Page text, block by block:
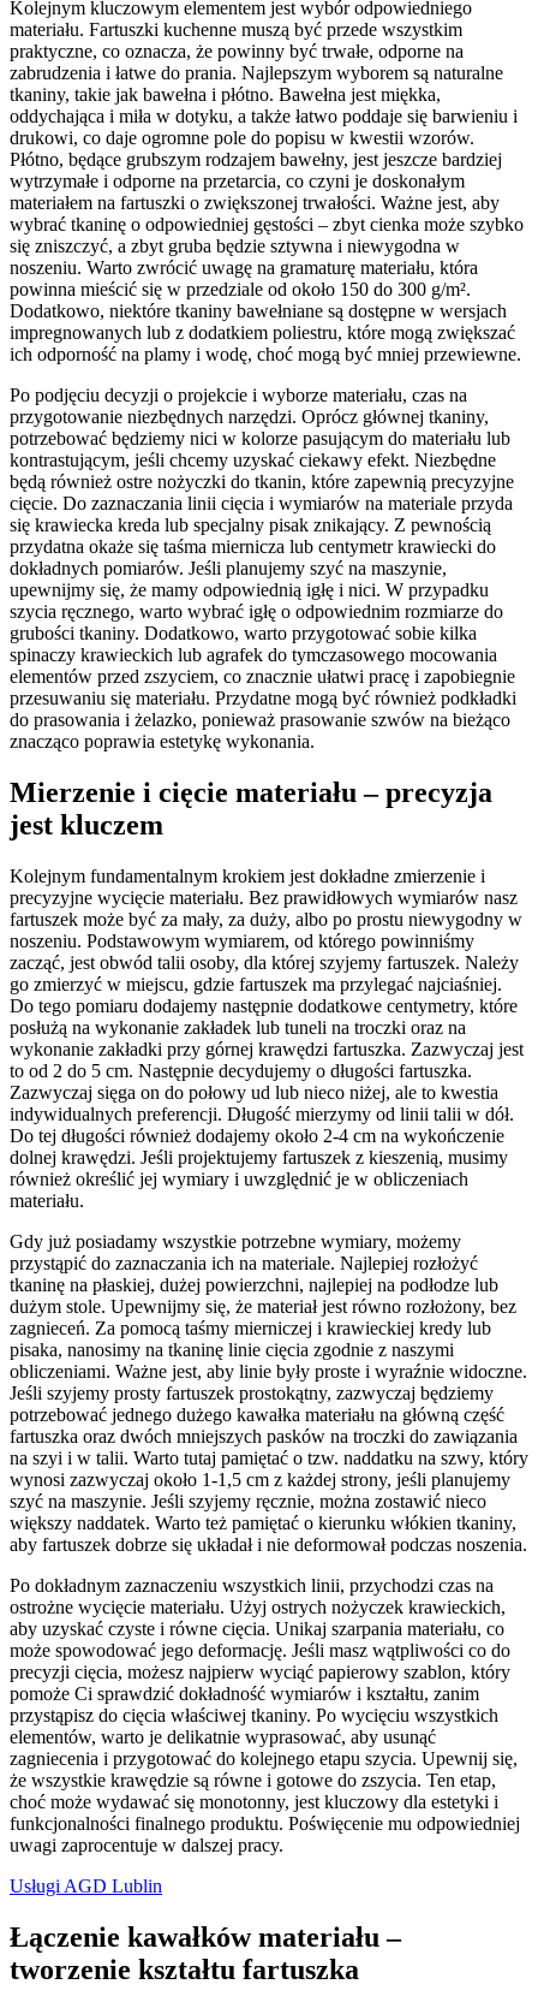
Kolejnym kluczowym elementem jest wybór odpowiedniego
materiału. Fartuszki kuchenne muszą być przede wszystkim
praktyczne, co oznacza, że powinny być trwałe, odporne na
zabrudzenia i łatwe do prania. Najlepszym wyborem są naturalne
tkaniny, takie jak bawełna i płótno. Bawełna jest miękka,
oddychająca i miła w dotyku, a także łatwo poddaje się barwieniu i
drukowi, co daje ogromne pole do popisu w kwestii wzorów.
Płótno, będące grubszym rodzajem bawełny, jest jeszcze bardziej
wytrzymałe i odporne na przetarcia, co czyni je doskonałym
materiałem na fartuszki o zwiększonej trwałości. Ważne jest, aby
wybrać tkaninę o odpowiedniej gęstości – zbyt cienka może szybko
się zniszczyć, a zbyt gruba będzie sztywna i niewygodna w
noszeniu. Warto zwrócić uwagę na gramaturę materiału, która
powinna mieścić się w przedziale od około 150 do 300 g/m².
Dodatkowo, niektóre tkaniny bawełniane są dostępne w wersjach
impregnowanych lub z dodatkiem poliestru, które mogą zwiększać
ich odporność na plamy i wodę, choć mogą być mniej przewiewne.
Po podjęciu decyzji o projekcie i wyborze materiału, czas na
przygotowanie niezbędnych narzędzi. Oprócz głównej tkaniny,
potrzebować będziemy nici w kolorze pasującym do materiału lub
kontrastującym, jeśli chcemy uzyskać ciekawy efekt. Niezbędne
będą również ostre nożyczki do tkanin, które zapewnią precyzyjne
cięcie. Do zaznaczania linii cięcia i wymiarów na materiale przyda
się krawiecka kreda lub specjalny pisak znikający. Z pewnością
przydatna okaże się taśma miernicza lub centymetr krawiecki do
dokładnych pomiarów. Jeśli planujemy szyć na maszynie,
upewnijmy się, że mamy odpowiednią igłę i nici. W przypadku
szycia ręcznego, warto wybrać igłę o odpowiednim rozmiarze do
grubości tkaniny. Dodatkowo, warto przygotować sobie kilka
spinaczy krawieckich lub agrafek do tymczasowego mocowania
elementów przed zszyciem, co znacznie ułatwi pracę i zapobiegnie
przesuwaniu się materiału. Przydatne mogą być również podkładki
do prasowania i żelazko, ponieważ prasowanie szwów na bieżąco
znacząco poprawia estetykę wykonania.
Mierzenie i cięcie materiału – precyzja
jest kluczem
Kolejnym fundamentalnym krokiem jest dokładne zmierzenie i
precyzyjne wycięcie materiału. Bez prawidłowych wymiarów nasz
fartuszek może być za mały, za duży, albo po prostu niewygodny w
noszeniu. Podstawowym wymiarem, od którego powinniśmy
zacząć, jest obwód talii osoby, dla której szyjemy fartuszek. Należy
go zmierzyć w miejscu, gdzie fartuszek ma przylegać najciaśniej.
Do tego pomiaru dodajemy następnie dodatkowe centymetry, które
posłużą na wykonanie zakładek lub tuneli na troczki oraz na
wykonanie zakładki przy górnej krawędzi fartuszka. Zazwyczaj jest
to od 2 do 5 cm. Następnie decydujemy o długości fartuszka.
Zazwyczaj sięga on do połowy ud lub nieco niżej, ale to kwestia
indywidualnych preferencji. Długość mierzymy od linii talii w dół.
Do tej długości również dodajemy około 2-4 cm na wykończenie
dolnej krawędzi. Jeśli projektujemy fartuszek z kieszenią, musimy
również określić jej wymiary i uwzględnić je w obliczeniach
materiału.
Gdy już posiadamy wszystkie potrzebne wymiary, możemy
przystąpić do zaznaczania ich na materiale. Najlepiej rozłożyć
tkaninę na płaskiej, dużej powierzchni, najlepiej na podłodze lub
dużym stole. Upewnijmy się, że materiał jest równo rozłożony, bez
zagnieceń. Za pomocą taśmy mierniczej i krawieckiej kredy lub
pisaka, nanosimy na tkaninę linie cięcia zgodnie z naszymi
obliczeniami. Ważne jest, aby linie były proste i wyraźnie widoczne.
Jeśli szyjemy prosty fartuszek prostokątny, zazwyczaj będziemy
potrzebować jednego dużego kawałka materiału na główną część
fartuszka oraz dwóch mniejszych pasków na troczki do zawiązania
na szyi i w talii. Warto tutaj pamiętać o tzw. naddatku na szwy, który
wynosi zazwyczaj około 1-1,5 cm z każdej strony, jeśli planujemy
szyć na maszynie. Jeśli szyjemy ręcznie, można zostawić nieco
większy naddatek. Warto też pamiętać o kierunku włókien tkaniny,
aby fartuszek dobrze się układał i nie deformował podczas noszenia.
Po dokładnym zaznaczeniu wszystkich linii, przychodzi czas na
ostrożne wycięcie materiału. Użyj ostrych nożyczek krawieckich,
aby uzyskać czyste i równe cięcia. Unikaj szarpania materiału, co
może spowodować jego deformację. Jeśli masz wątpliwości co do
precyzji cięcia, możesz najpierw wyciąć papierowy szablon, który
pomoże Ci sprawdzić dokładność wymiarów i kształtu, zanim
przystąpisz do cięcia właściwej tkaniny. Po wycięciu wszystkich
elementów, warto je delikatnie wyprasować, aby usunąć
zagniecenia i przygotować do kolejnego etapu szycia. Upewnij się,
że wszystkie krawędzie są równe i gotowe do zszycia. Ten etap,
choć może wydawać się monotonny, jest kluczowy dla estetyki i
funkcjonalności finalnego produktu. Poświęcenie mu odpowiedniej
uwagi zaprocentuje w dalszej pracy.
Usługi AGD Lublin
Łączenie kawałków materiału –
tworzenie kształtu fartuszka